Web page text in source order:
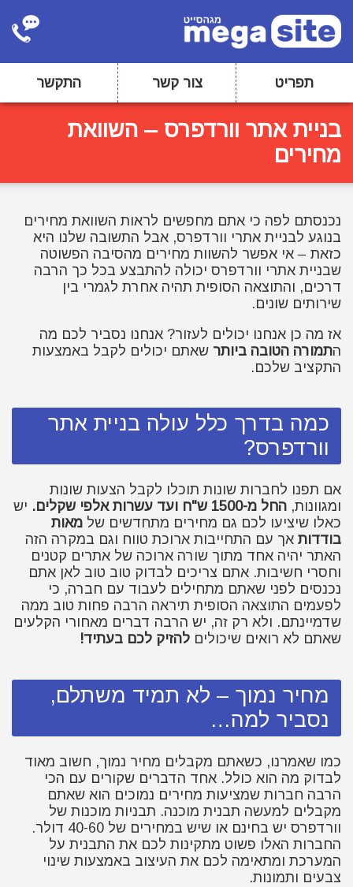
תפריט צור קשר התקשר
בניית אתר וורדפרס – השוואת
מחירים
נכנסתם לפה כי אתם מחפשים לראות השוואת מחירים
בנוגע לבניית אתרי וורדפרס, אבל התשובה שלנו היא
כזאת – אי אפשר להשוות מחירים מהסיבה הפשוטה
שבניית אתרי וורדפרס יכולה להתבצע בכל כך הרבה
דרכים, והתוצאה הסופית תהיה אחרת לגמרי בין
שירותים שונים.
אז מה כן אנחנו יכולים לעזור? אנחנו נסביר לכם מה
התמורה הטובה ביותר שאתם יכולים לקבל באמצעות
התקציב שלכם.
כמה בדרך כלל עולה בניית אתר
וורדפרס?
אם תפנו לחברות שונות תוכלו לקבל הצעות שונות
ומגוונות, החל מ-1500 ש"ח ועד עשרות אלפי שקלים.
יש
כאלו שיציעו לכם גם מחירים מתחדשים של מאות
בודדות אך עם התחייבות ארוכת טווח וגם במקרה הזה
האתר יהיה אחד מתוך שורה ארוכה של אתרים קטנים
וחסרי חשיבות. אתם צריכים לבדוק טוב טוב לאן אתם
נכנסים לפני שאתם מתחילים לעבוד עם חברה, כי
לפעמים התוצאה הסופית תיראה הרבה פחות טוב ממה
שדמיינתם. ולא רק זה, יש הרבה דברים מאחורי הקלעים
שאתם לא רואים שיכולים להזיק לכם בעתיד!
מחיר נמוך – לא תמיד משתלם,
נסביר למה…
כמו שאמרנו, כשאתם מקבלים מחיר נמוך, חשוב מאוד
לבדוק מה הוא כולל. אחד הדברים שקורים עם הכי
הרבה חברות שמציעות מחירים נמוכים הוא שאתם
מקבלים למעשה תבנית מוכנה. תבניות מוכנות של
וורדפרס יש בחינם או שיש במחירים של 40-60 דולר.
החברות האלו פשוט מתקינות לכם את התבנית על
המערכת ומתאימה לכם את העיצוב באמצעות שינוי
צבעים ותמונות.